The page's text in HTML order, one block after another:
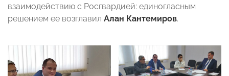
взаимодействию с Росгвардией: единогласным
решением ее возглавил Алан Кантемиров.